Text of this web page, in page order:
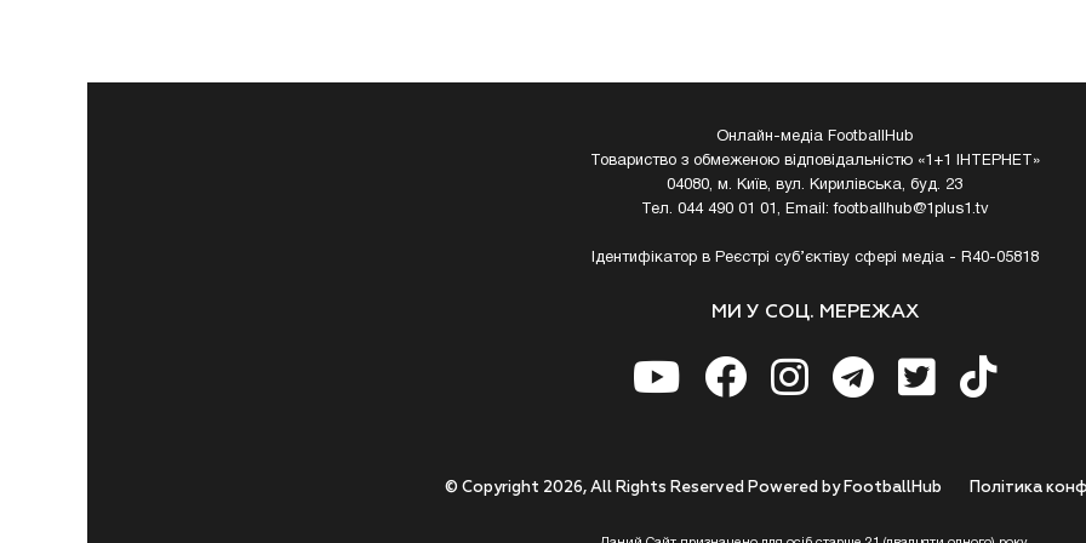
Онлайн-медіа FootballHub
Товариство з обмеженою відповідальністю «1+1 ІНТЕРНЕТ»
04080, м. Київ, вул. Кирилівська, буд. 23
Тел. 044 490 01 01, Email:footballhub@1plus1.tv
Ідентифікатор в Реєстрі суб’єктіву сфері медіа - R40-05818
МИ У СОЦ. МЕРЕЖАХ
Полiтика
© Copyright 2026, All Rights Reserved Powered by FootballHub